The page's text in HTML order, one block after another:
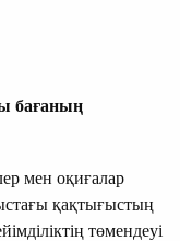
бағаның
мен оқиғалар
қақтығыстың
төмендеуі